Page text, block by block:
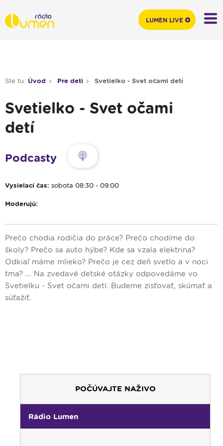
Ste tu: Úvod Pre deti Svetielko - Svet očami detí
Svetielko - Svet očami
detí
Podcasty
Vysielací čas: sobota 08:30 - 09:00
Moderujú:
Prečo chodia rodičia do práce? Prečo chodíme do
školy? Prečo sa auto hýbe? Kde sa vzala elektrina?
Odkiaľ máme mlieko? Prečo je cez deň svetlo a v noci
tma? ... Na zvedavé detské otázky odpovedáme vo
Svetielku - Svet očami detí. Budeme zisťovať, skúmať a
súťažiť.
POČÚVAJTE NAŽIVO
Rádio Lumen
LUMEN LIVE